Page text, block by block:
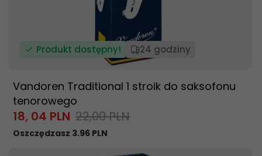
Produkt dostępny! 24 godziny
Vandoren Traditional 1 stroik do saksofonu
tenorowego
18, 04 PLN 22,00 PLN
Oszczędzasz 3.96 PLN